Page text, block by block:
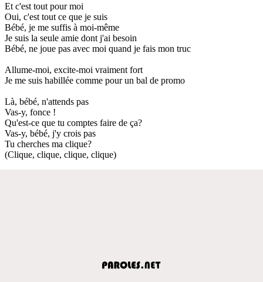
Et c'est tout pour moi
Oui, c'est tout ce que je suis
Bébé, je me suffis à moi-même
Je suis la seule amie dont j'ai besoin
Bébé, ne joue pas avec moi quand je fais mon truc
Allume-moi, excite-moi vraiment fort
Je me suis habillée comme pour un bal de promo
Là, bébé, n'attends pas
Vas-y, fonce !
Qu'est-ce que tu comptes faire de ça?
Vas-y, bébé, j'y crois pas
Tu cherches ma clique?
(Clique, clique, clique, clique)